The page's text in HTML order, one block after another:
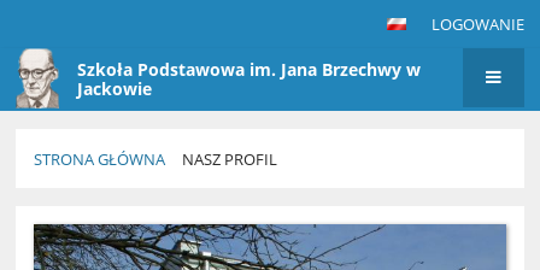
LOGOWANIE
Szkoła Podstawowa im. Jana Brzechwy w
Jackowie
STRONA GŁÓWNA NASZ PROFIL
Nasz
profil